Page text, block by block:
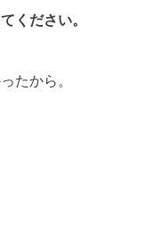
ください。
たから。